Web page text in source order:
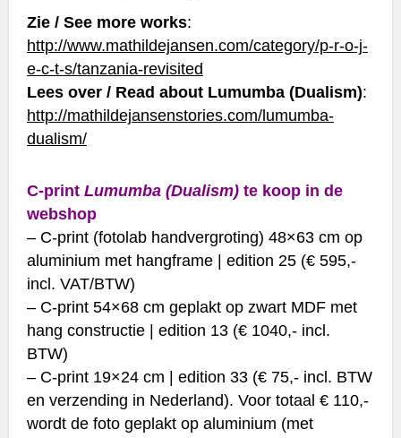
Zie / See more works:
http://www.mathildejansen.com/category/p-r-o-j-
e-c-t-s/tanzania-revisited
Lees over / Read about Lumumba (Dualism):
http://mathildejansenstories.com/lumumba-
dualism/
C-print Lumumba (Dualism) te koop in de
webshop
– C-print (fotolab handvergroting) 48×63 cm op
aluminium met hangframe | edition 25 (€ 595,-
incl. VAT/BTW)
– C-print 54×68 cm geplakt op zwart MDF met
hang constructie | edition 13 (€ 1040,- incl.
BTW)
– C-print 19×24 cm | edition 33 (€ 75,- incl. BTW
en verzending in Nederland). Voor totaal € 110,-
wordt de foto geplakt op aluminium (met